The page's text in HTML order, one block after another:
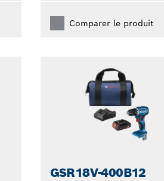
Comparer le produit
GSR18V-400B12